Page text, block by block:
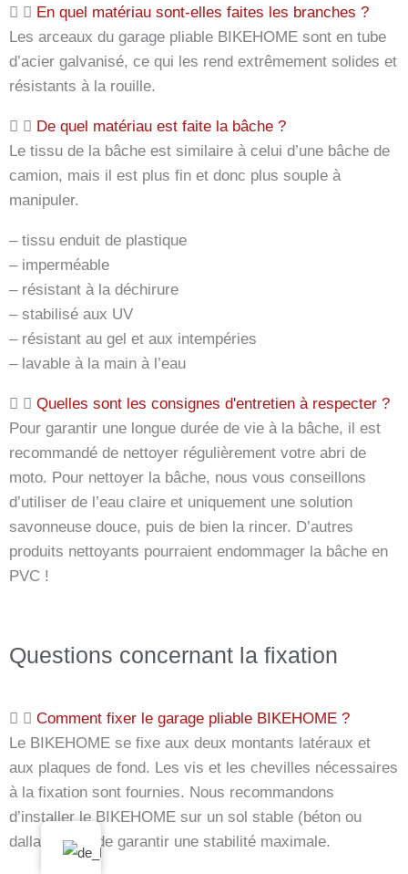
En quel matériau sont-elles faites les branches ?
Les arceaux du garage pliable BIKEHOME sont en tube
d’acier galvanisé, ce qui les rend extrêmement solides et
résistants à la rouille.
De quel matériau est faite la bâche ?
Le tissu de la bâche est similaire à celui d’une bâche de
camion, mais il est plus fin et donc plus souple à
manipuler.
– tissu enduit de plastique
– imperméable
– résistant à la déchirure
– stabilisé aux UV
– résistant au gel et aux intempéries
– lavable à la main à l’eau
Quelles sont les consignes d'entretien à respecter ?
Pour garantir une longue durée de vie à la bâche, il est
recommandé de nettoyer régulièrement votre abri de
moto. Pour nettoyer la bâche, nous vous conseillons
d’utiliser de l’eau claire et uniquement une solution
savonneuse douce, puis de bien la rincer. D’autres
produits nettoyants pourraient endommager la bâche en
PVC !
Questions concernant la fixation
Comment fixer le garage pliable BIKEHOME ?
Le BIKEHOME se fixe aux deux montants latéraux et
aux plaques de fond. Les vis et les chevilles nécessaires
à la fixation sont fournies. Nous recommandons
d’installer le BIKEHOME sur un sol stable (béton ou
dallage) afin de garantir une stabilité maximale.